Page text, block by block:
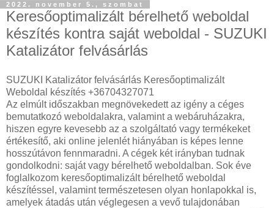
2022. november 5., szombat
Keresőoptimalizált bérelhető weboldal
készítés kontra saját weboldal - SUZUKI
Katalizátor felvásárlás
SUZUKI Katalizátor felvásárlás Keresőoptimalizált
Weboldal készítés +36704327071
Az elmúlt időszakban megnövekedett az igény a céges
bemutatkozó weboldalakra, valamint a webáruházakra,
hiszen egyre kevesebb az a szolgáltató vagy termékeket
értékesítő, aki online jelenlét hiányában is képes lenne
hosszútávon fennmaradni. A cégek két irányban tudnak
gondolkodni: saját vagy bérelhető weboldalban. Sok éve
foglalkozom keresőoptimalizált bérelhető weboldal
készítéssel, valamint természetesen olyan honlapokkal is,
amelyek átadás után véglegesen a vevő tulajdonában